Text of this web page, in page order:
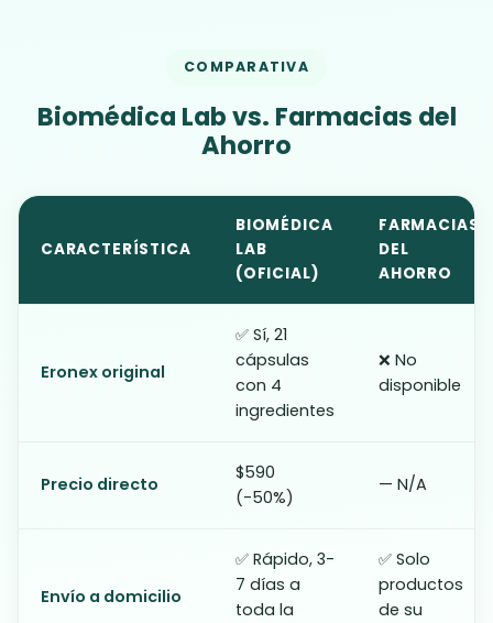
COMPARATIVA
Biomédica Lab vs. Farmacias del
Ahorro
CARACTERÍSTICA
BIOMÉDICA
LAB
(OFICIAL)
FARMACIAS
DEL
AHORRO
Eronex original
✅ Sí, 21
cápsulas
con 4
ingredientes
❌ No
disponible
Precio directo
$590
(-50%)
— N/A
Envío a domicilio
✅ Rápido, 3-
7 días a
toda la
✅ Solo
productos
de su